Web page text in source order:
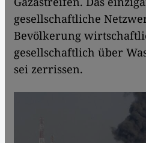
gesellschaftliche
Bevölkerung
gesellschaftlich über
sei zerrissen.